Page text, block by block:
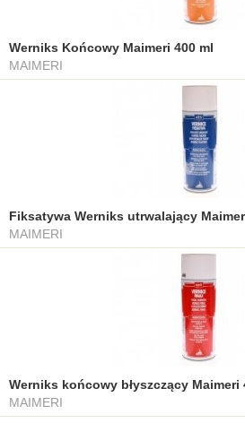
Werniks Końcowy Maimeri 400 ml
MAIMERI
Fiksatywa Werniks utrwalający
MAIMERI
Werniks końcowy błyszczący Maimeri
MAIMERI